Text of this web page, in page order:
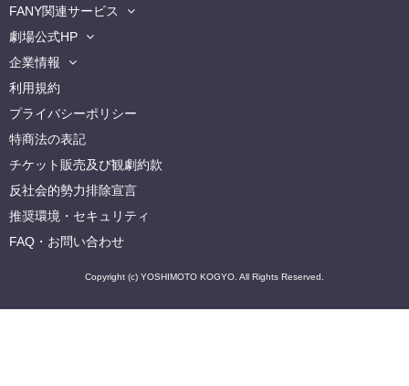
FANY関連サービス
劇場公式HP
企業情報
利用規約
プライバシーポリシー
特商法の表記
チケット販売及び観劇約款
反社会的勢力排除宣言
推奨環境・セキュリティ
FAQ・お問い合わせ
Copyright (c) YOSHIMOTO KOGYO. All Rights Reserved.